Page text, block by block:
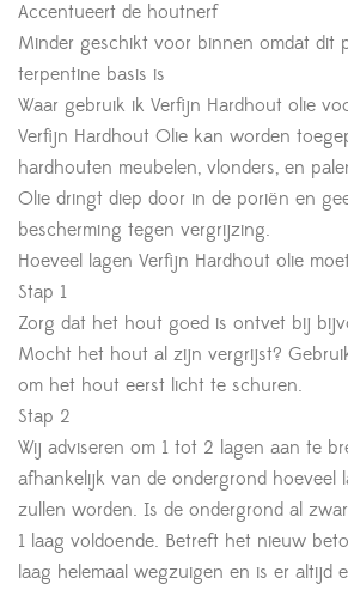
Accentueert de houtnerf
Minder geschikt voor binnen omdat dit
terpentine basis is
Waar gebruik ik Verfijn Hardhout olie
Verfijn Hardhout Olie kan worden
hardhouten meubelen, vlonders, en
Olie dringt diep door in de poriën en
bescherming tegen vergrijzing.
Hoeveel lagen Verfijn Hardhout olie
Stap 1
Zorg dat het hout goed is ontvet bij
Mocht het hout al zijn vergrijst?
om het hout eerst licht te schuren.
Stap 2
Wij adviseren om 1 tot 2 lagen aan te
afhankelijk van de ondergrond hoeveel
zullen worden. Is de ondergrond al
1 laag voldoende. Betreft het nieuw
laag helemaal wegzuigen en is er altijd